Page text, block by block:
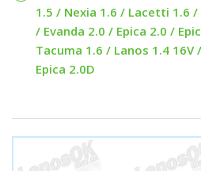
1.5 / Nexia 1.6 / Lacetti 1.6
/ Evanda 2.0 / Epica 2.0 /
Tacuma 1.6 / Lanos 1.4
Epica 2.0D